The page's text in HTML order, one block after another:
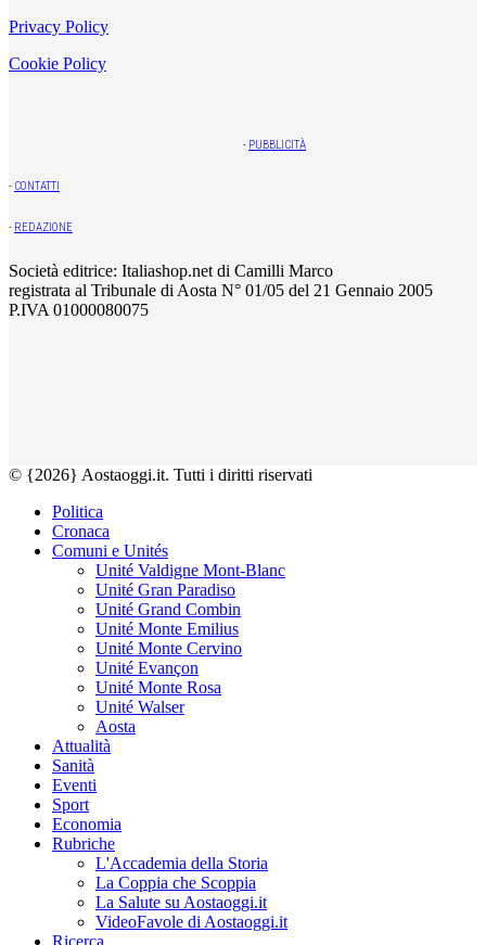
Privacy Policy
Cookie Policy
- PUBBLICITÀ
- CONTATTI
- REDAZIONE
Società editrice: Italiashop.net di Camilli Marco
registrata al Tribunale di Aosta N° 01/05 del 21 Gennaio 2005
P.IVA 01000080075
© {2026} Aostaoggi.it. Tutti i diritti riservati
Politica
Cronaca
Comuni e Unités
Unité Valdigne Mont-Blanc
Unité Gran Paradiso
Unité Grand Combin
Unité Monte Emilius
Unité Monte Cervino
Unité Evançon
Unité Monte Rosa
Unité Walser
Aosta
Attualità
Sanità
Eventi
Sport
Economia
Rubriche
L'Accademia della Storia
La Coppia che Scoppia
La Salute su Aostaoggi.it
VideoFavole di Aostaoggi.it